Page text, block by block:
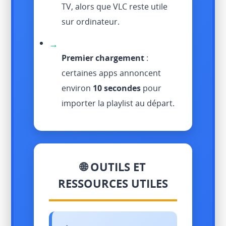
TV, alors que VLC reste utile
sur ordinateur.
→
Premier chargement :
certaines apps annoncent
environ 10 secondes pour
importer la playlist au départ.
🌐 OUTILS ET
RESSOURCES UTILES